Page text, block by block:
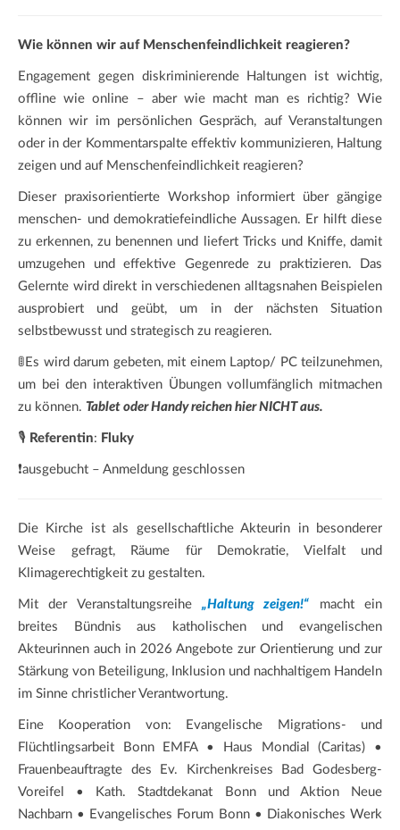
Wie können wir auf Menschenfeindlichkeit reagieren?
Engagement gegen diskriminierende Haltungen ist wichtig,
offline wie online – aber wie macht man es richtig? Wie
können wir im persönlichen Gespräch, auf Veranstaltungen
oder in der Kommentarspalte effektiv kommunizieren, Haltung
zeigen und auf Menschenfeindlichkeit reagieren?
Dieser praxisorientierte Workshop informiert über gängige
menschen- und demokratiefeindliche Aussagen. Er hilft diese
zu erkennen, zu benennen und liefert Tricks und Kniffe, damit
umzugehen und effektive Gegenrede zu praktizieren. Das
Gelernte wird direkt in verschiedenen alltagsnahen Beispielen
ausprobiert und geübt, um in der nächsten Situation
selbstbewusst und strategisch zu reagieren.
🚦Es wird darum gebeten, mit einem Laptop/ PC teilzunehmen,
um bei den interaktiven Übungen vollumfänglich mitmachen
zu können. Tablet oder Handy reichen hier NICHT aus.
🎙️ Referentin: Fluky
❗ausgebucht – Anmeldung geschlossen
Die Kirche ist als gesellschaftliche Akteurin in besonderer
Weise gefragt, Räume für Demokratie, Vielfalt und
Klimagerechtigkeit zu gestalten.
Mit der Veranstaltungsreihe „Haltung zeigen!“ macht ein
breites Bündnis aus katholischen und evangelischen
Akteurinnen auch in 2026 Angebote zur Orientierung und zur
Stärkung von Beteiligung, Inklusion und nachhaltigem Handeln
im Sinne christlicher Verantwortung.
Eine Kooperation von: Evangelische Migrations- und
Flüchtlingsarbeit Bonn EMFA • Haus Mondial (Caritas) •
Frauenbeauftragte des Ev. Kirchenkreises Bad Godesberg-
Voreifel • Kath. Stadtdekanat Bonn und Aktion Neue
Nachbarn • Evangelisches Forum Bonn • Diakonisches Werk